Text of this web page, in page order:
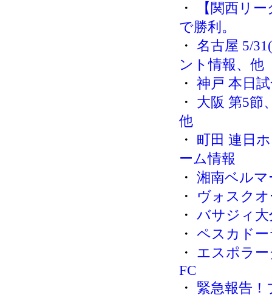
・
【関西リ
で勝利。
・ 名古屋 5/
ント情報、他
・ 神戸 本日
・ 大阪 第5節
他
・ 町田 連日
ーム情報
・ 湘南ベル
・ ヴォスク
・ バサジィ
・ ペスカド
・ エスポラ
FC
・ 緊急報告